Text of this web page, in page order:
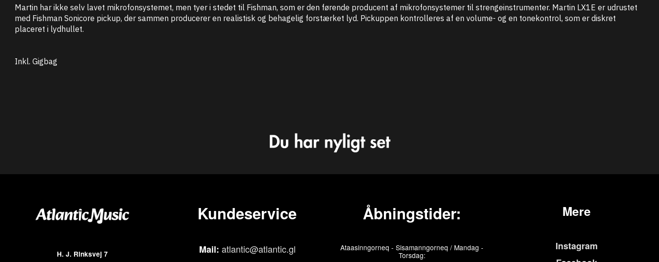
Martin har ikke selv lavet mikrofonsystemet, men tyer i stedet til Fishman, som er den førende producent af mikrofonsystemer til strengeinstrumenter. Martin LX1E er udrustet
med Fishman Sonicore pickup, der sammen producerer en realistisk og behagelig forstærket lyd. Pickuppen kontrolleres af en volume- og en tonekontrol, som er diskret
placeret i lydhullet.
Inkl. Gigbag
H. J. Rinksvej 7
Kundeservice
Mail: atlantic@atlantic.gl
Åbningstider:
Ataasinngorneq - Sisamanngorneq / Mandag -
Torsdag:
Mere
Instagram